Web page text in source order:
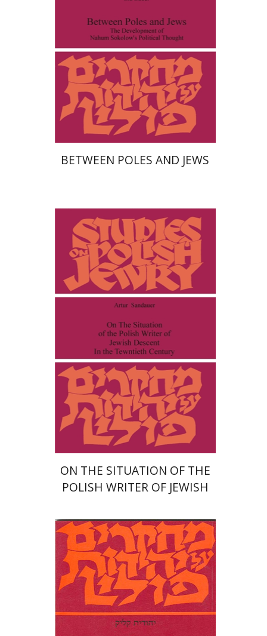
הנחת אתר ספר מודפס
$17
$15
BETWEEN POLES AND JEWS
ארתור סנדאואר
סקוט אורי
הנחת אתר ספר מודפס
$21
$19
ON THE SITUATION OF THE
POLISH WRITER OF JEWISH
CENTURY
יהודית קליק